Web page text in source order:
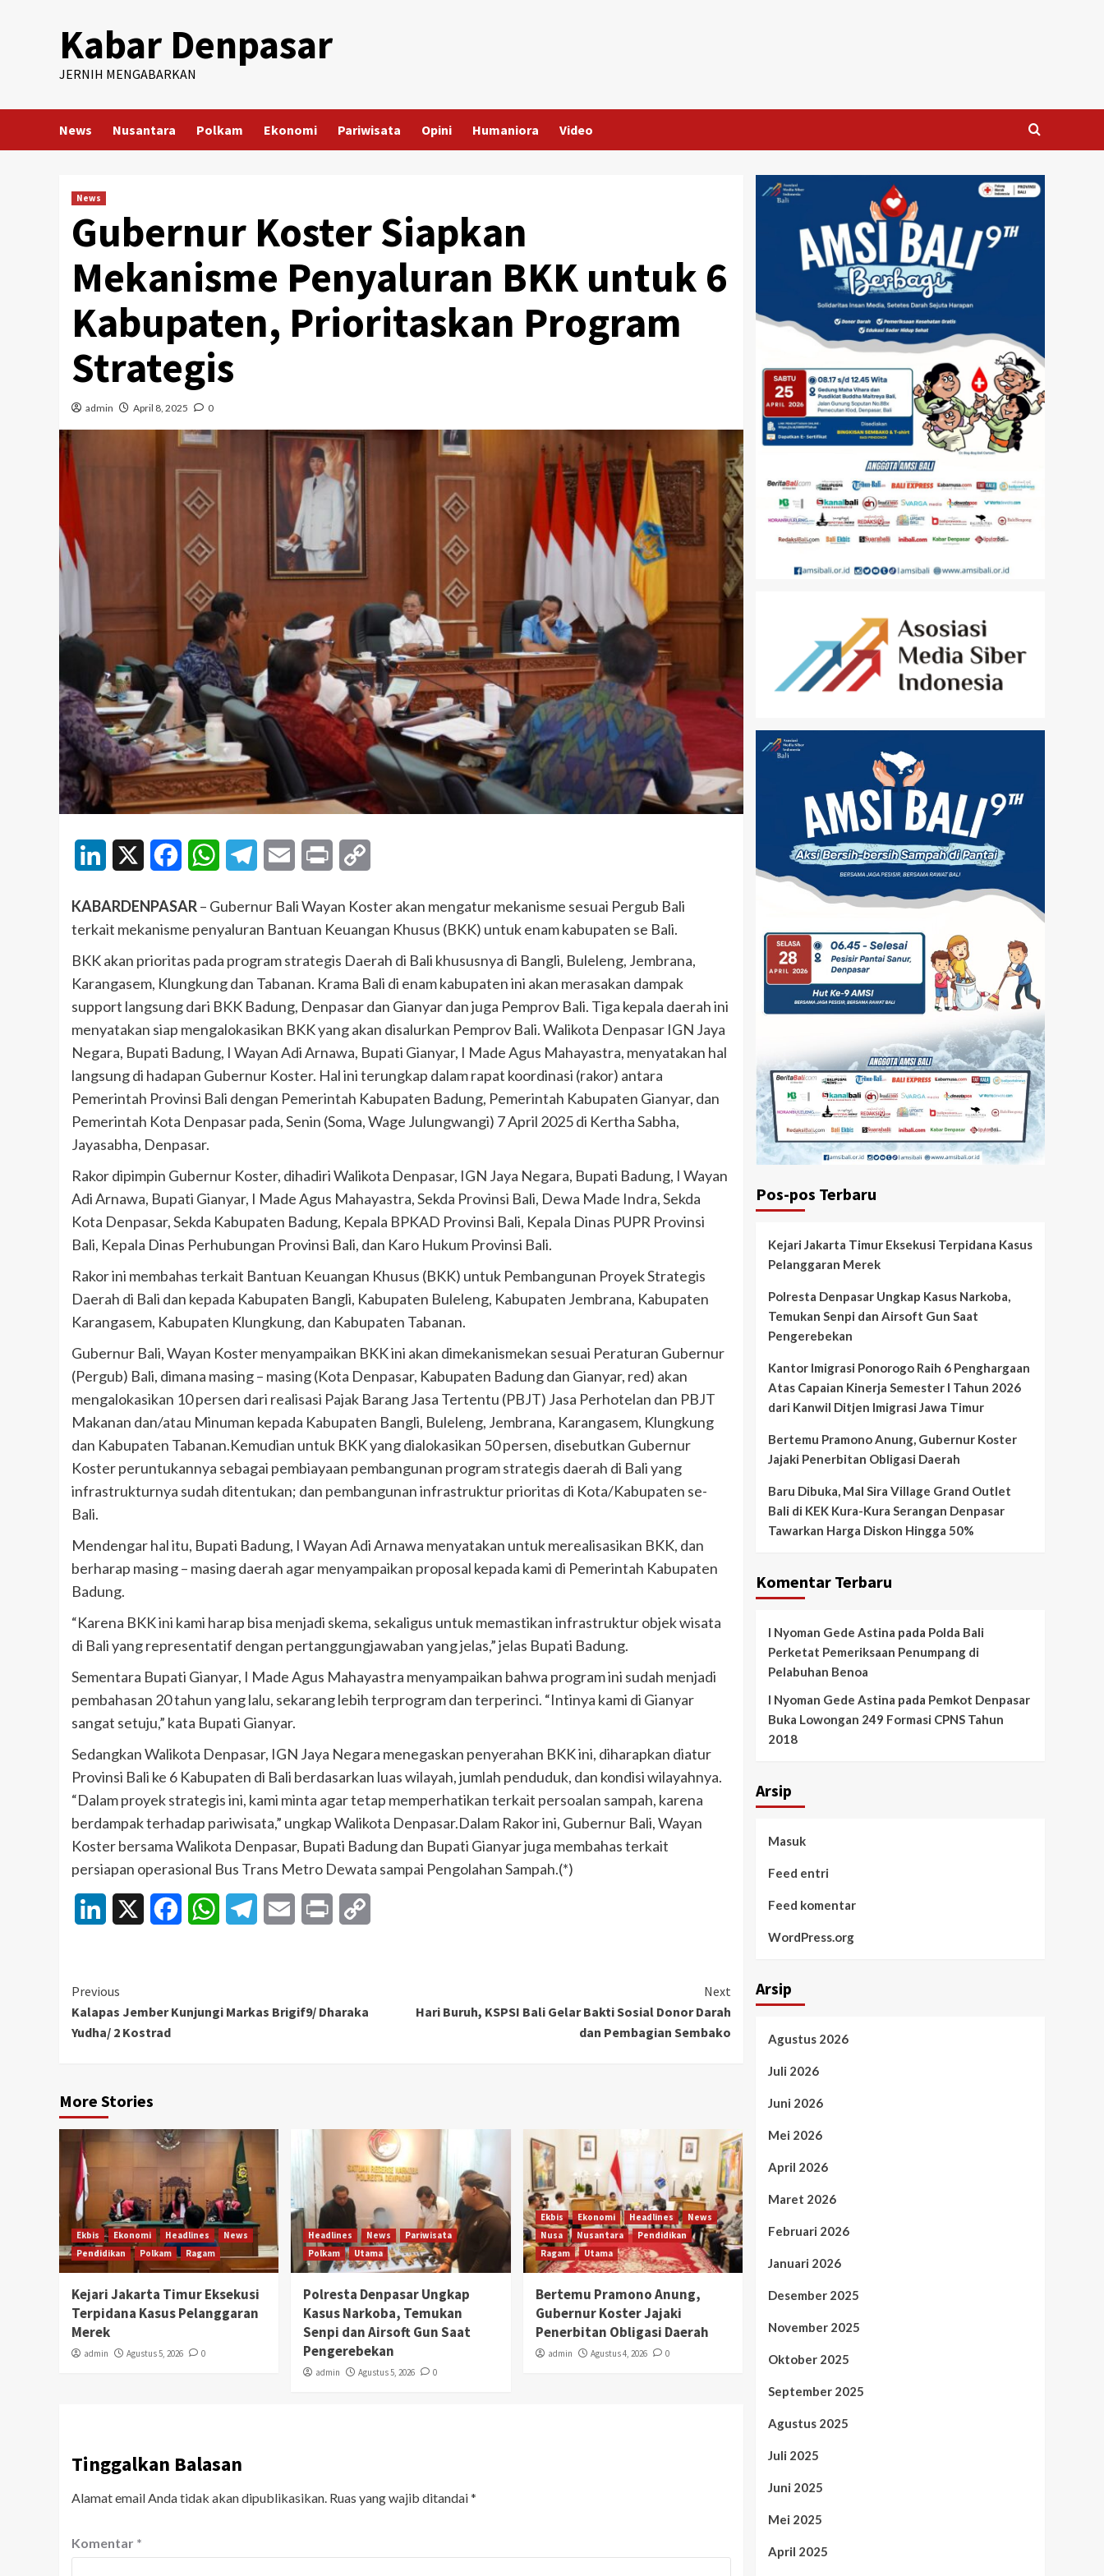
Kabar Denpasar
JERNIH MENGABARKAN
News Nusantara Polkam Ekonomi Pariwisata Opini Humaniora Video
News
Gubernur Koster Siapkan
Mekanisme Penyaluran BKK untuk 6
Kabupaten, Prioritaskan Program
Strategis
admin April 8, 2025 0
LinkedIn FacebookWhatsAppTelegramEmail Print
KABARDENPASAR– Gubernur Bali Wayan Koster akan mengatur mekanisme sesuai Pergub Bali
terkait mekanisme penyaluran Bantuan Keuangan Khusus (BKK) untuk enam kabupaten se Bali.
BKK akan prioritas pada program strategis Daerah di Bali khususnya di Bangli, Buleleng, Jembrana,
Karangasem, Klungkung dan Tabanan. Krama Bali di enam kabupaten ini akan merasakan dampak
support langsung dari BKK Badung, Denpasar dan Gianyar dan juga Pemprov Bali. Tiga kepala daerah ini
menyatakan siap mengalokasikan BKK yang akan disalurkan Pemprov Bali. Walikota Denpasar IGN Jaya
Negara, Bupati Badung, I Wayan Adi Arnawa, Bupati Gianyar, I Made Agus Mahayastra, menyatakan hal
langsung di hadapan Gubernur Koster. Hal ini terungkap dalam rapat koordinasi (rakor) antara
Pemerintah Provinsi Bali dengan Pemerintah Kabupaten Badung, Pemerintah Kabupaten Gianyar, dan
Pemerintah Kota Denpasar pada, Senin (Soma, Wage Julungwangi) 7 April 2025 di Kertha Sabha,
Jayasabha, Denpasar.
Rakor dipimpin Gubernur Koster, dihadiri Walikota Denpasar, IGN Jaya Negara, Bupati Badung, I Wayan
Adi Arnawa, Bupati Gianyar, I Made Agus Mahayastra, Sekda Provinsi Bali, Dewa Made Indra, Sekda
Kota Denpasar, Sekda Kabupaten Badung, Kepala BPKAD Provinsi Bali, Kepala Dinas PUPR Provinsi
Bali, Kepala Dinas Perhubungan Provinsi Bali, dan Karo Hukum Provinsi Bali.
Rakor ini membahas terkait Bantuan Keuangan Khusus (BKK) untuk Pembangunan Proyek Strategis
Daerah di Bali dan kepada Kabupaten Bangli, Kabupaten Buleleng, Kabupaten Jembrana, Kabupaten
Karangasem, Kabupaten Klungkung, dan Kabupaten Tabanan.
Gubernur Bali, Wayan Koster menyampaikan BKK ini akan dimekanismekan sesuai Peraturan Gubernur
(Pergub) Bali, dimana masing – masing (Kota Denpasar, Kabupaten Badung dan Gianyar, red) akan
mengalokasikan 10 persen dari realisasi Pajak Barang Jasa Tertentu (PBJT) Jasa Perhotelan dan PBJT
Makanan dan/atau Minuman kepada Kabupaten Bangli, Buleleng, Jembrana, Karangasem, Klungkung
dan Kabupaten Tabanan.Kemudian untuk BKK yang dialokasikan 50 persen, disebutkan Gubernur
Koster peruntukannya sebagai pembiayaan pembangunan program strategis daerah di Bali yang
infrastrukturnya sudah ditentukan; dan pembangunan infrastruktur prioritas di Kota/Kabupaten se-
Bali.
Mendengar hal itu, Bupati Badung, I Wayan Adi Arnawa menyatakan untuk merealisasikan BKK, dan
berharap masing – masing daerah agar menyampaikan proposal kepada kami di Pemerintah Kabupaten
Badung.
“Karena BKK ini kami harap bisa menjadi skema, sekaligus untuk memastikan infrastruktur objek wisata
di Bali yang representatif dengan pertanggungjawaban yang jelas,” jelas Bupati Badung.
Sementara Bupati Gianyar, I Made Agus Mahayastra menyampaikan bahwa program ini sudah menjadi
pembahasan 20 tahun yang lalu, sekarang lebih terprogram dan terperinci. “Intinya kami di Gianyar
sangat setuju,” kata Bupati Gianyar.
Sedangkan Walikota Denpasar, IGN Jaya Negara menegaskan penyerahan BKK ini, diharapkan diatur
Provinsi Bali ke 6 Kabupaten di Bali berdasarkan luas wilayah, jumlah penduduk, dan kondisi wilayahnya.
“Dalam proyek strategis ini, kami minta agar tetap memperhatikan terkait persoalan sampah, karena
berdampak terhadap pariwisata,” ungkap Walikota Denpasar.Dalam Rakor ini, Gubernur Bali, Wayan
Koster bersama Walikota Denpasar, Bupati Badung dan Bupati Gianyar juga membahas terkait
persiapan operasional Bus Trans Metro Dewata sampai Pengolahan Sampah.(*)
LinkedIn FacebookWhatsAppTelegramEmail Print
Continue
Reading
Previous
Kalapas Jember Kunjungi Markas Brigif9/ Dharaka
Yudha/ 2 Kostrad
Next
Hari Buruh, KSPSI Bali Gelar Bakti Sosial Donor Darah
dan Pembagian Sembako
More Stories
Ekbis Ekonomi Headlines
News
Pendidikan
Polkam Ragam
Kejari Jakarta Timur Eksekusi
Terpidana Kasus Pelanggaran
Merek
admin Agustus 5, 2026 0
Headlines News
Pariwisata
Polkam
Utama
Polresta Denpasar Ungkap
Kasus Narkoba, Temukan
Senpi dan Airsoft Gun Saat
Pengerebekan
admin Agustus 5, 2026 0
Ekbis Ekonomi Headlines
News
Nusa
Nusantara
Pendidikan
Ragam
Utama
Bertemu Pramono Anung,
Gubernur Koster Jajaki
Penerbitan Obligasi Daerah
admin Agustus 4, 2026 0
Tinggalkan Balasan
Alamat email Anda tidak akan dipublikasikan. Ruas yang wajib ditandai*
Komentar *
Pos-pos Terbaru
Kejari Jakarta Timur Eksekusi Terpidana Kasus
Pelanggaran Merek
Polresta Denpasar Ungkap Kasus Narkoba,
Temukan Senpi dan Airsoft Gun Saat
Pengerebekan
Kantor Imigrasi Ponorogo Raih 6 Penghargaan
Atas Capaian Kinerja Semester I Tahun 2026
dari Kanwil Ditjen Imigrasi Jawa Timur
Bertemu Pramono Anung, Gubernur Koster
Jajaki Penerbitan Obligasi Daerah
Baru Dibuka, Mal Sira Village Grand Outlet
Bali di KEK Kura-Kura Serangan Denpasar
Tawarkan Harga Diskon Hingga 50%
Komentar Terbaru
I Nyoman Gede Astina pada Polda Bali
Perketat Pemeriksaan Penumpang di
Pelabuhan Benoa
I Nyoman Gede Astina pada Pemkot Denpasar
Buka Lowongan 249 Formasi CPNS Tahun
2018
Arsip
Masuk
Feed entri
Feed komentar
WordPress.org
Arsip
Agustus 2026
Juli 2026
Juni 2026
Mei 2026
April 2026
Maret 2026
Februari 2026
Januari 2026
Desember 2025
November 2025
Oktober 2025
September 2025
Agustus 2025
Juli 2025
Juni 2025
Mei 2025
April 2025